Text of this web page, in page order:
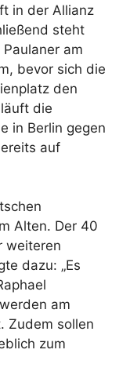
in der Allianz
steht
am
bevor sich die
den
die
in Berlin gegen
auf
Alten. Der 40
weiteren
dazu: „Es
am
Zudem sollen
zum